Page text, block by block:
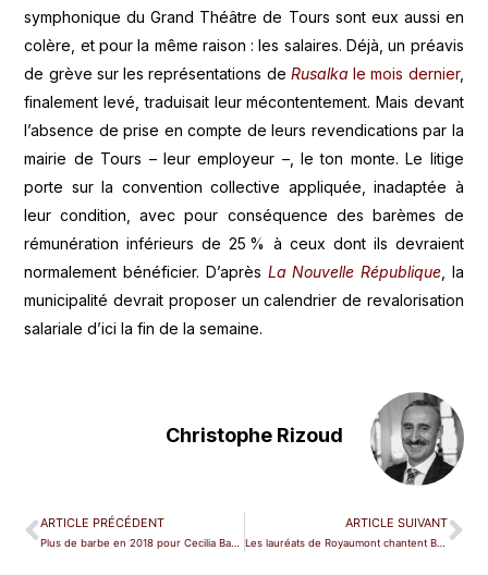
symphonique du Grand Théâtre de Tours sont eux aussi en
colère, et pour la même raison : les salaires. Déjà, un préavis
de grève sur les représentations de Rusalka le mois dernier,
finalement levé, traduisait leur mécontentement. Mais devant
l’absence de prise en compte de leurs revendications par la
mairie de Tours – leur employeur –, le ton monte. Le litige
porte sur la convention collective appliquée, inadaptée à
leur condition, avec pour conséquence des barèmes de
rémunération inférieurs de 25 % à ceux dont ils devraient
normalement bénéficier. D’après La Nouvelle République, la
municipalité devrait proposer un calendrier de revalorisation
salariale d’ici la fin de la semaine.
Christophe Rizoud
ARTICLE PRÉCÉDENT ARTICLE SUIVANT
Les lauréats de Royaumont chantent Britten à Orsay